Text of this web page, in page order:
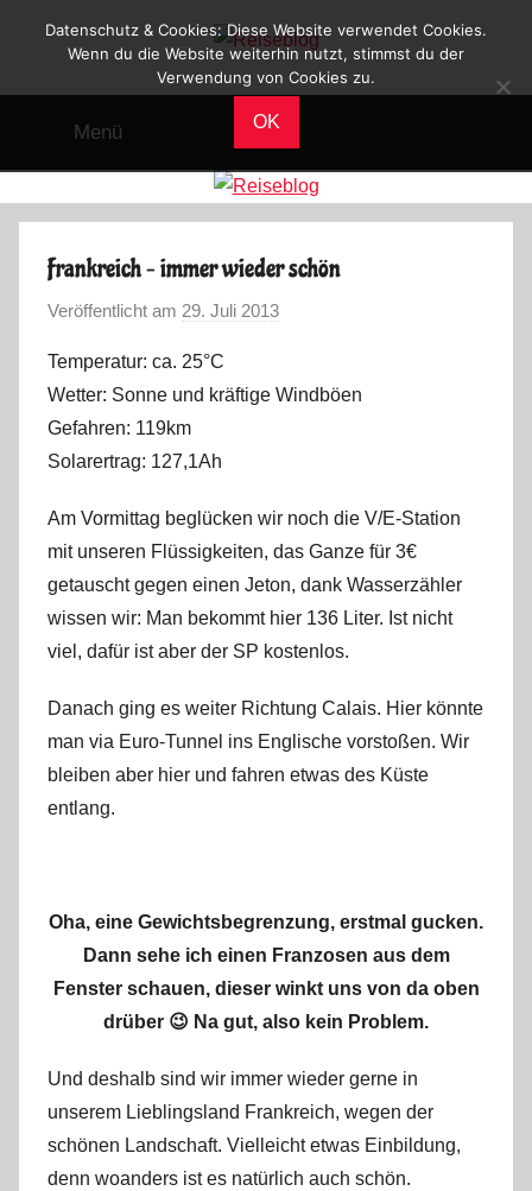
Reiseblog
im
Menü
Frankreich – immer wieder schön
Veröffentlicht am 29. Juli 2013
M
u
s
Temperatur: ca. 25°C
Wetter: Sonne und kräftige Windböen
Gefahren: 119km
Solarertrag: 127,1Ah
Am Vormittag beglücken wir noch die V/E-Station
mit unseren Flüssigkeiten, das Ganze für 3€
getauscht gegen einen Jeton, dank Wasserzähler
wissen wir: Man bekommt hier 136 Liter. Ist nicht
viel, dafür ist aber der SP kostenlos.
Danach ging es weiter Richtung Calais. Hier könnte
man via Euro-Tunnel ins Englische vorstoßen. Wir
bleiben aber hier und fahren etwas des Küste
entlang.
Oha, eine Gewichtsbegrenzung, erstmal gucken.
Dann sehe ich einen Franzosen aus dem
Fenster schauen, dieser winkt uns von da oben
drüber 😉 Na gut, also kein Problem.
Und deshalb sind wir immer wieder gerne in
unserem Lieblingsland Frankreich, wegen der
schönen Landschaft. Vielleicht etwas Einbildung,
denn woanders ist es natürlich auch schön.
Datenschutz & Cookies: Diese Website verwendet Cookies.
Wenn du die Website weiterhin nutzt, stimmst du der
Verwendung von Cookies zu.
OK